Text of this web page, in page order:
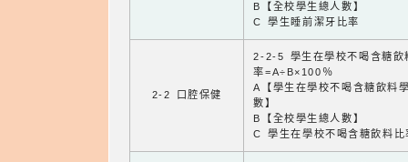
B【全校學生總人數】
C 學生睡前潔牙比率
2-2 口腔保健
2-2-5 學生在學校不喝含糖飲
率=A÷B×100％
A【學生在學校不喝含糖飲料
數】
B【全校學生總人數】
C 學生在學校不喝含糖飲料比